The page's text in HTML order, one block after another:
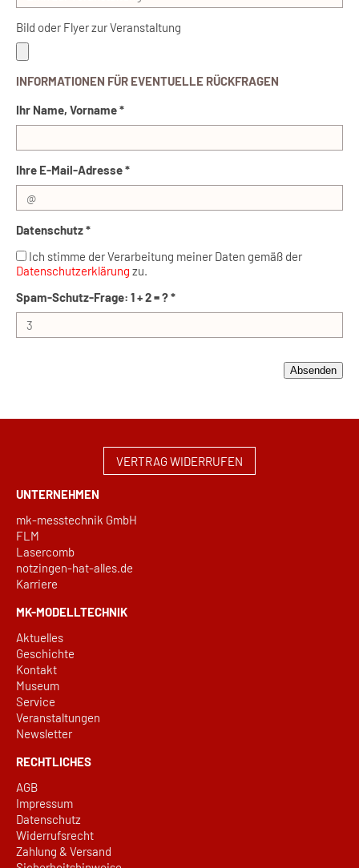
Bild oder Flyer zur Veranstaltung
INFORMATIONEN FÜR EVENTUELLE RÜCKFRAGEN
Ihr Name, Vorname *
Ihre E-Mail-Adresse *
Datenschutz *
Ich stimme der Verarbeitung meiner Daten gemäß der
Datenschutzerklärung zu.
Spam-Schutz-Frage: 1 + 2 = ? *
VERTRAG WIDERRUFEN
UNTERNEHMEN
mk-messtechnik GmbH
FLM
Lasercomb
notzingen-hat-alles.de
Karriere
MK-MODELLTECHNIK
Aktuelles
Geschichte
Kontakt
Museum
Service
Veranstaltungen
Newsletter
RECHTLICHES
AGB
Impressum
Datenschutz
Widerrufsrecht
Zahlung & Versand